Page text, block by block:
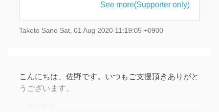
で繋がっていることから、研究に関しては在宅でも
大きな支障はなくなってきました。しかし健康維持
に関しては、何らかの積極的な対処をしないと不健
今までジ
See more(Supporter only)
Taketo Sano Sat, 01 Aug 2020 11:19:05 +0900
こんにちは、佐野です。いつもご支援頂きありがと
うございます。